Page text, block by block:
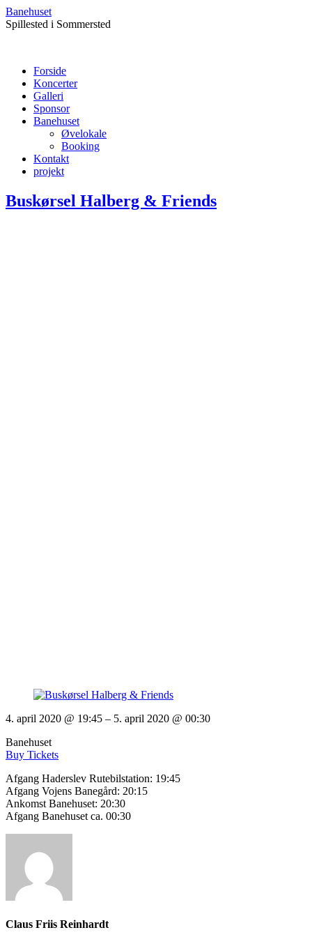
Banehuset
Spillested i Sommersted
Forside
Koncerter
Galleri
Sponsor
Banehuset
Øvelokale
Booking
Kontakt
projekt
Buskørsel Halberg & Friends
4. april 2020 @ 19:45 – 5. april 2020 @ 00:30
Banehuset
Buy Tickets
Afgang Haderslev Rutebilstation: 19:45
Afgang Vojens Banegård: 20:15
Ankomst Banehuset: 20:30
Afgang Banehuset ca. 00:30
Claus Friis Reinhardt